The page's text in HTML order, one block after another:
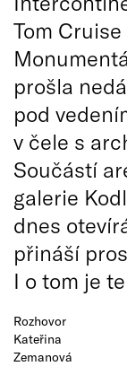
Rozhovor
Kateřina
Zemanová
Tom
prošla
pod
v čele s
Součástí
galerie
dnes
přináší
I o tom je